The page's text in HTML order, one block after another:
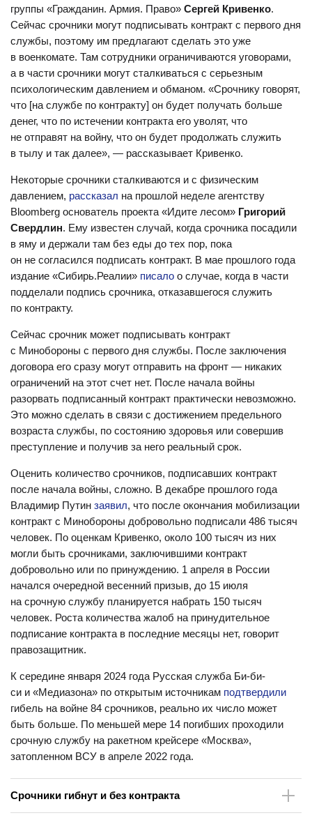
группы «Гражданин. Армия. Право» Сергей Кривенко.
Сейчас срочники могут подписывать контракт с первого дня
службы, поэтому им предлагают сделать это уже
в военкомате. Там сотрудники ограничиваются уговорами,
а в части срочники могут сталкиваться с серьезным
психологическим давлением и обманом. «Срочнику говорят,
что [на службе по контракту] он будет получать больше
денег, что по истечении контракта его уволят, что
не отправят на войну, что он будет продолжать служить
в тылу и так далее», — рассказывает Кривенко.
Некоторые срочники сталкиваются и с физическим
давлением, рассказал на прошлой неделе агентству
Bloomberg основатель проекта «Идите лесом» Григорий
Свердлин. Ему известен случай, когда срочника посадили
в яму и держали там без еды до тех пор, пока
он не согласился подписать контракт. В мае прошлого года
издание «Сибирь.Реалии» писало о случае, когда в части
подделали подпись срочника, отказавшегося служить
по контракту.
Сейчас срочник может подписывать контракт
с Минобороны с первого дня службы. После заключения
договора его сразу могут отправить на фронт — никаких
ограничений на этот счет нет. После начала войны
разорвать подписанный контракт практически невозможно.
Это можно сделать в связи с достижением предельного
возраста службы, по состоянию здоровья или совершив
преступление и получив за него реальный срок.
Оценить количество срочников, подписавших контракт
после начала войны, сложно. В декабре прошлого года
Владимир Путин заявил, что после окончания мобилизации
контракт с Минобороны добровольно подписали 486 тысяч
человек. По оценкам Кривенко, около 100 тысяч из них
могли быть срочниками, заключившими контракт
добровольно или по принуждению. 1 апреля в России
начался очередной весенний призыв, до 15 июля
на срочную службу планируется набрать 150 тысяч
человек. Роста количества жалоб на принудительное
подписание контракта в последние месяцы нет, говорит
правозащитник.
К середине января 2024 года Русская служба Би-би-
си и «Медиазона» по открытым источникам подтвердили
гибель на войне 84 срочников, реально их число может
быть больше. По меньшей мере 14 погибших проходили
срочную службу на ракетном крейсере «Москва»,
затопленном ВСУ в апреле 2022 года.
Срочники гибнут и без контракта